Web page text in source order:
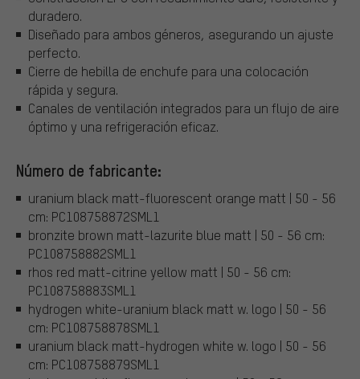
duradero.
Diseñado para ambos géneros, asegurando un ajuste
perfecto.
Cierre de hebilla de enchufe para una colocación
rápida y segura.
Canales de ventilación integrados para un flujo de aire
óptimo y una refrigeración eficaz.
Número de fabricante:
uranium black matt-fluorescent orange matt | 50 - 56
cm: PC108758872SML1
bronzite brown matt-lazurite blue matt | 50 - 56 cm:
PC108758882SML1
rhos red matt-citrine yellow matt | 50 - 56 cm:
PC108758883SML1
hydrogen white-uranium black matt w. logo | 50 - 56
cm: PC108758878SML1
uranium black matt-hydrogen white w. logo | 50 - 56
cm: PC108758879SML1